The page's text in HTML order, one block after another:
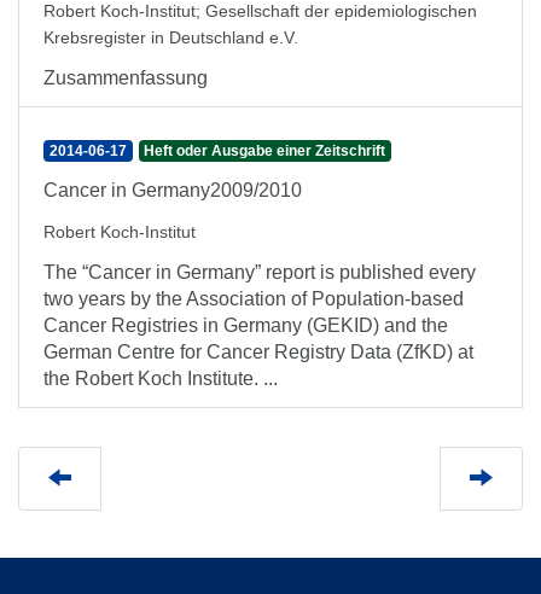
Robert Koch-Institut; Gesellschaft der epidemiologischen
Krebsregister in Deutschland e.V.
Zusammenfassung
2014-06-17 Heft oder Ausgabe einer Zeitschrift
Cancer in Germany2009/2010
Robert Koch-Institut
The “Cancer in Germany” report is published every
two years by the Association of Population-based
Cancer Registries in Germany (GEKID) and the
German Centre for Cancer Registry Data (ZfKD) at
the Robert Koch Institute. ...